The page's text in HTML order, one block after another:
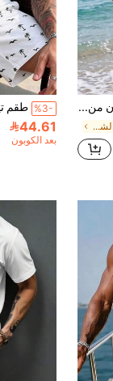
طقم صيفي للرجال يتكون من ملابس علوية كاجوال بياقة مستديرة وشورت
في عادي أطقم الشاطئ للرجال
%3-
44.61
بعد الكوبون